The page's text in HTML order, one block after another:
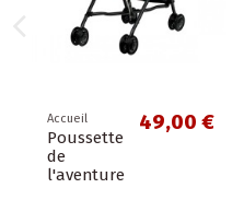
49,00 €